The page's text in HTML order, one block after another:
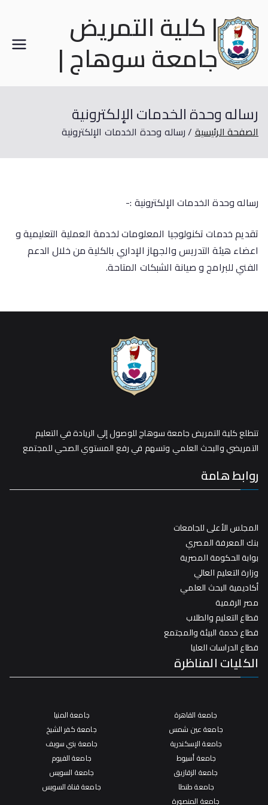
| كلية التمريض
جامعة سوهاج |
رساله وحدة الخدمات الإلكترونية
الصفحة الرئيسية رساله وحدة الخدمات الإلكترونية
رساله وحدة الخدمات الإلكترونية :-
تقديم خدمات تكنولوجيا المعلومات لخدمة العملية التعليمية و
اعضاء هيئة التدريس والجهاز الإداري بالكلية من خلال الدعم
الفني للبرامج و صيانة الشبكات المتاحة.
تتطلع كلية التمريض جامعة سوهاج للوصول إلي الريادة في التعليم
التمريضي والبحث العلمي وتسهم في رفع المستوي الصحي للمجتمع
روابط هامة
المجلس الأعلى للجامعات
بنك المعرفة المصري
بوابة الحكومة المصرية
وزارة التعليم العالي
أكاديمية البحث العلمي
مصر الرقمية
قطاع التعليم والطلاب
قطاع خدمة البيئة والمجتمع
قطاع الدراسات العليا
الكليات المناظرة
جامعة القاهرة
جامعة عين شمس
جامعة الإسكندرية
جامعة أسيوط
جامعة الزقازيق
جامعة طنطا
جامعة المنصورة
جامعة المنيا
جامعة كفر الشيخ
جامعة بني سويف
جامعة الفيوم
جامعة السويس
جامعة قناة السويس